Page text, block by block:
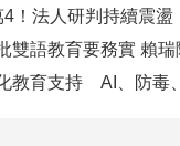
教育支持 AI、防毒